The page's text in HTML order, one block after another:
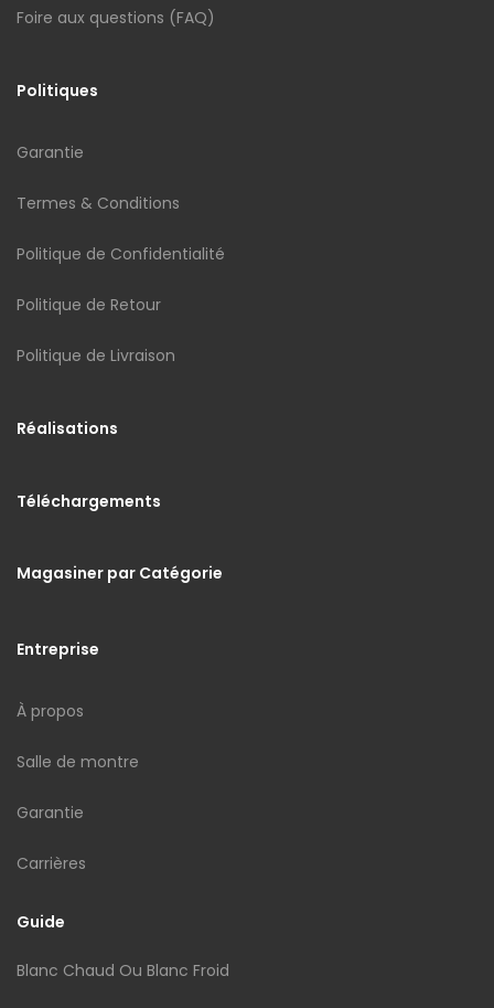
Foire aux questions (FAQ)
Politiques
Garantie
Termes & Conditions
Politique de Confidentialité
Politique de Retour
Politique de Livraison
Réalisations
Téléchargements
Magasiner par Catégorie
Entreprise
À propos
Salle de montre
Garantie
Carrières
Guide
Blanc Chaud Ou Blanc Froid